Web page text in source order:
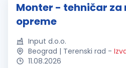
Monter - tehničar za
opreme
Input d.o.o.
Beograd | Terenski rad -
11.08.2026